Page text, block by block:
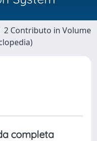
2 Contributo in Volume
completa